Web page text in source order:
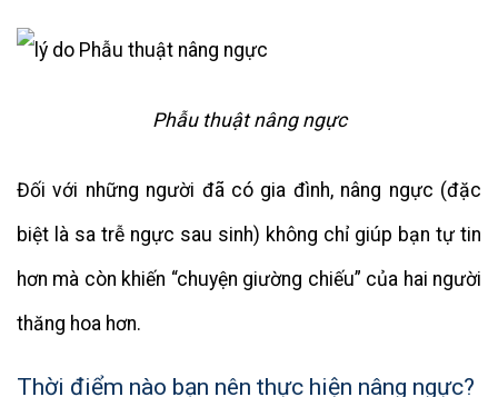
Phẫu thuật nâng ngực
Đối với những người đã có gia đình, nâng ngực (đặc
biệt là sa trễ ngực sau sinh) không chỉ giúp bạn tự tin
hơn mà còn khiến “chuyện giường chiếu” của hai người
thăng hoa hơn.
Thời điểm nào bạn nên thực hiện nâng ngực?